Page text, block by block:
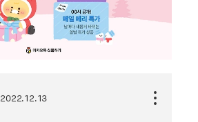
2022.12.13